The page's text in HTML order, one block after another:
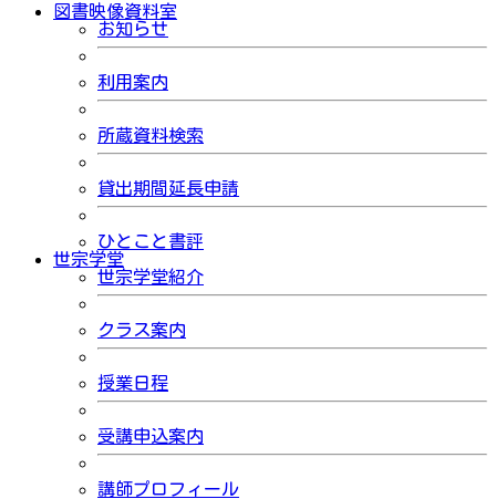
図書映像資料室
お知らせ
利用案内
所蔵資料検索
貸出期間延長申請
ひとこと書評
世宗学堂
世宗学堂紹介
クラス案内
授業日程
受講申込案内
講師プロフィール